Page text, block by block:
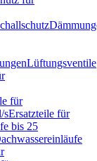
Lüftungsventile
für
sErsatzteile für
bis 25